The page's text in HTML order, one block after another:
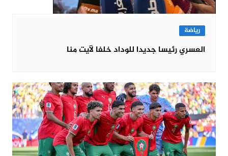
رياضة
العسري رئيسا جديدا للوداد خلفا لآيت منا